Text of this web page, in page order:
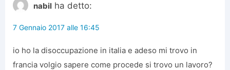
nabil ha detto:
7 Gennaio 2017 alle 16:45
io ho la disoccupazione in italia e adeso mi trovo in
francia volgio sapere come procede si trovo un lavoro?